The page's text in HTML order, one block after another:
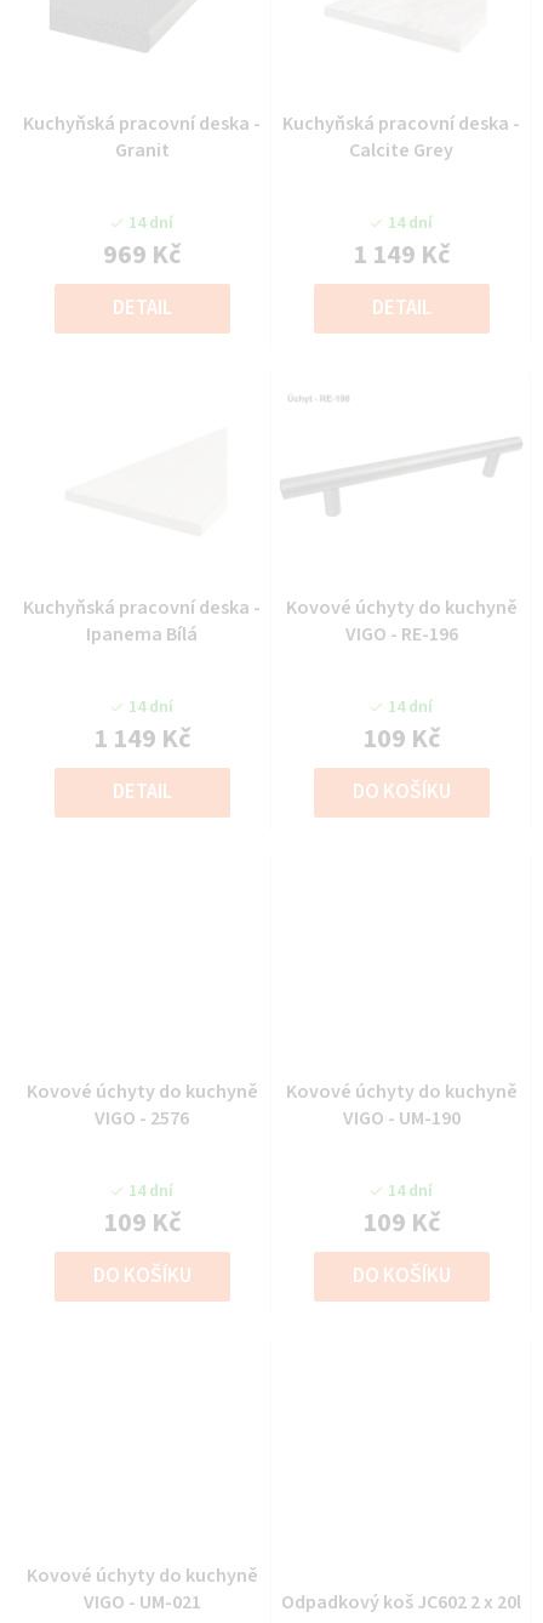
Kuchyňská pracovní deska -
Granit
14 dní
969 Kč
DETAIL
Kuchyňská pracovní deska -
Calcite Grey
14 dní
1 149 Kč
DETAIL
Kuchyňská pracovní deska -
Ipanema Bílá
14 dní
1 149 Kč
DETAIL
Kovové úchyty do kuchyně
VIGO - RE-196
14 dní
109 Kč
DO KOŠÍKU
Kovové úchyty do kuchyně
VIGO - 2576
14 dní
109 Kč
DO KOŠÍKU
Kovové úchyty do kuchyně
VIGO - UM-190
14 dní
109 Kč
DO KOŠÍKU
Kovové úchyty do kuchyně
VIGO - UM-021
Odpadkový koš JC602 2 x 20l